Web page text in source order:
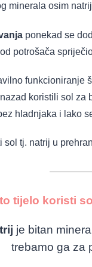
minerala osim
ponekad se
potrošača
funkcioniranje
koristili sol za
hladnjaka i lako
sol tj. natrij u
tijelo koristi
je bitan
trebamo ga za